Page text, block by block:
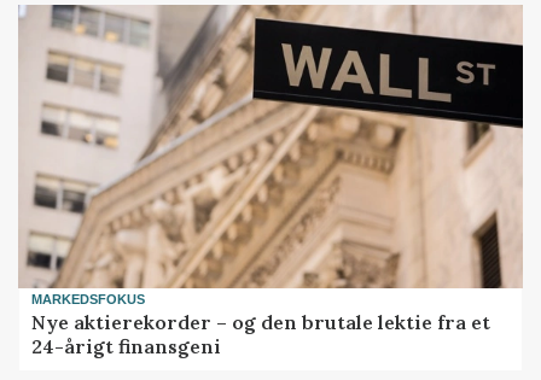
MARKEDSFOKUS
Nye aktierekorder – og den brutale lektie fra et
24-årigt finansgeni